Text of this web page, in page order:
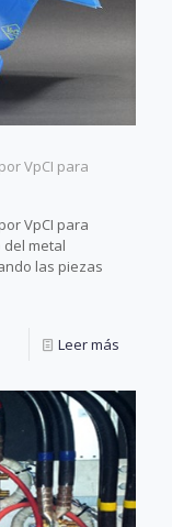
VpCI para
VpCI para
del metal
las piezas
Leer más